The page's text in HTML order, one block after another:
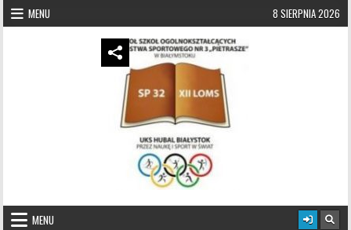
Skip to content
MENU 8 SIERPNIA 2026
UKS Hubal Białystok
MENU